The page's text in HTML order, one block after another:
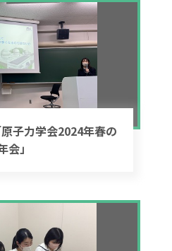
子力学会2024年春の
会」